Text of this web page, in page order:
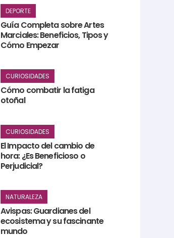
DEPORTE
Guía Completa sobre Artes
Marciales: Beneficios, Tipos y
Cómo Empezar
CURIOSIDADES
Cómo combatir la fatiga
otoñal
CURIOSIDADES
El Impacto del cambio de
hora: ¿Es Beneficioso o
Perjudicial?
NATURALEZA
Avispas: Guardianes del
ecosistema y su fascinante
mundo